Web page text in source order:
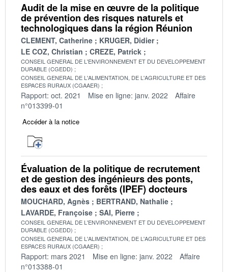
Audit de la mise en œuvre de la politique
de prévention des risques naturels et
technologiques dans la région Réunion
CLEMENT, Catherine
KRUGER, Didier
LE COZ, Christian
CREZE, Patrick
CONSEIL GENERAL DE L'ENVIRONNEMENT ET DU DEVELOPPEMENT
DURABLE (CGEDD)
CONSEIL GENERAL DE L'ALIMENTATION, DE L'AGRICULTURE ET DES
ESPACES RURAUX (CGAAER)
Rapport: oct. 2021 Mise en ligne: janv. 2022
Affaire
n°013399-01
Accéder à la notice
Évaluation de la politique de recrutement
et de gestion des ingénieurs des ponts,
des eaux et des forêts (IPEF) docteurs
MOUCHARD, Agnès
BERTRAND, Nathalie
LAVARDE, Françoise
SAI, Pierre
CONSEIL GENERAL DE L'ENVIRONNEMENT ET DU DEVELOPPEMENT
DURABLE (CGEDD)
CONSEIL GENERAL DE L'ALIMENTATION, DE L'AGRICULTURE ET DES
ESPACES RURAUX (CGAAER)
Rapport: mars 2021 Mise en ligne: janv. 2022
Affaire
n°013388-01